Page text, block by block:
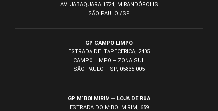
AV. JABAQUARA 1724, MIRANDÓPOLIS
SÃO PAULO /SP
GP CAMPO LIMPO
ESTRADA DE ITAPECERICA, 2405
CAMPO LIMPO – ZONA SUL
SÃO PAULO – SP, 05835-005
GP M´BOI MIRIM ─ LOJA DE RUA
ESTRADA DO M’BOI MIRIM, 659